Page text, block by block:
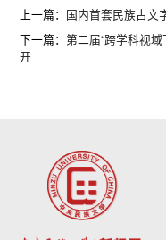
上一篇： 国内首套民族古文
下一篇：第二届“跨学科视
开